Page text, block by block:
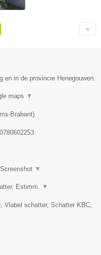
en in de provincie Henegouwen.
maps ▼
Brabant)
0780602253
Screenshot ▼
Estimm. ▼
Vlabel schatter, Schatter KBC,